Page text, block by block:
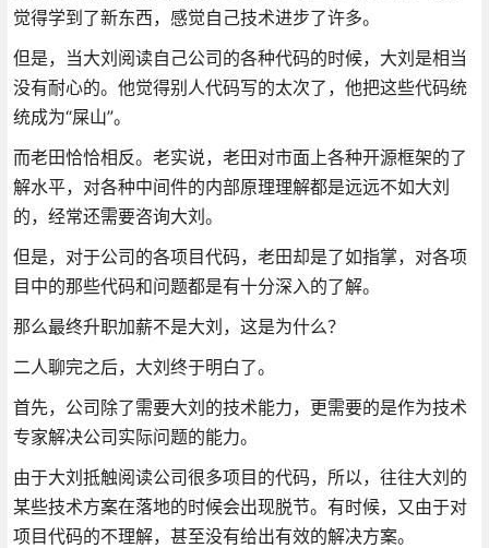
觉得学到了新东西，感觉自己技术进步了许多。
但是，当大刘阅读自己公司的各种代码的时候，大刘是相当
没有耐心的。他觉得别人代码写的太次了，他把这些代码统
统成为“屎山”。
而老田恰恰相反。老实说，老田对市面上各种开源框架的了
解水平，对各种中间件的内部原理理解都是远远不如大刘
的，经常还需要咨询大刘。
但是，对于公司的各项目代码，老田却是了如指掌，对各项
目中的那些代码和问题都是有十分深入的了解。
那么最终升职加薪不是大刘，这是为什么？
二人聊完之后，大刘终于明白了。
首先，公司除了需要大刘的技术能力，更需要的是作为技术
专家解决公司实际问题的能力。
由于大刘抵触阅读公司很多项目的代码，所以，往往大刘的
某些技术方案在落地的时候会出现脱节。有时候，又由于对
项目代码的不理解，甚至没有给出有效的解决方案。